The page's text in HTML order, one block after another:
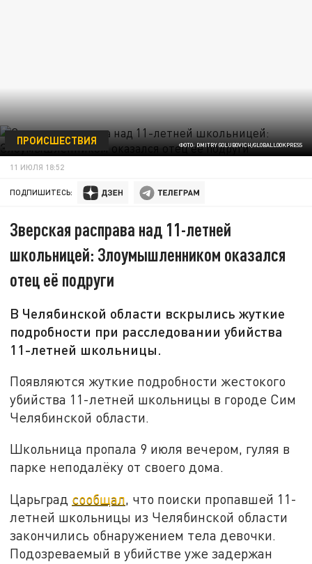
ФОТО: DMITRY GOLUBOVICH/GLOBALLOOKPRESS
ПРОИСШЕСТВИЯ
11 ИЮЛЯ 18:52
ПОДПИШИТЕСЬ:
Зверская расправа над 11-летней
школьницей: Злоумышленником оказался
отец её подруги
В Челябинской области вскрылись жуткие
подробности при расследовании убийства
11-летней школьницы.
Появляются жуткие подробности жестокого
убийства 11-летней школьницы в городе Сим
Челябинской области.
Школьница пропала 9 июля вечером, гуляя в
парке неподалёку от своего дома.
Царьград сообщал, что поиски пропавшей 11-
летней школьницы из Челябинской области
закончились обнаружением тела девочки.
Подозреваемый в убийстве уже задержан